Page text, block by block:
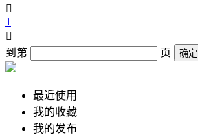

1

到第
页 确定
最近使用
我的收藏
我的发布